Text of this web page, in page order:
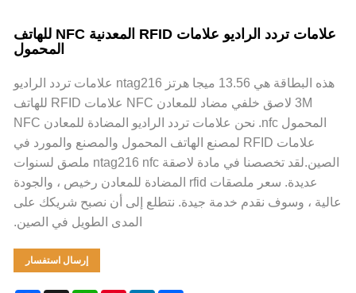
علامات تردد الراديو علامات RFID المعدنية NFC للهاتف
المحمول
هذه البطاقة هي 13.56 ميجا هرتز ntag216 علامات تردد الراديو
3M لاصق خلفي مضاد للمعادن NFC علامات RFID للهاتف
المحمول nfc. نحن علامات تردد الراديو المضادة للمعادن NFC
علامات RFID لمصنع الهاتف المحمول والمصنع والمورد في
الصين.لقد تخصصنا في مادة لاصقة ntag216 nfc ملصق لسنوات
عديدة. سعر ملصقات rfid المضادة للمعادن رخيص ، والجودة
، وسوف نقدم خدمة جيدة. نتطلع إلى أن نصبح شريكك على
المدى الطويل في الصين.
إرسال استفسار